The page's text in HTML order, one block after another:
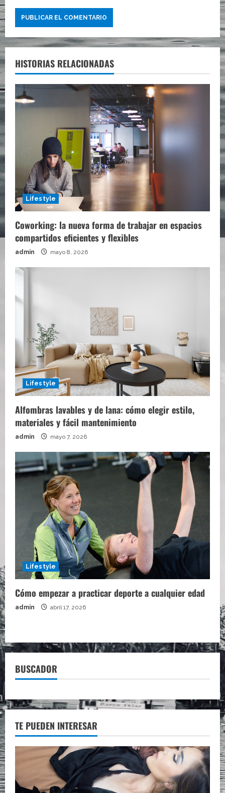
HISTORIAS RELACIONADAS
Lifestyle
Coworking: la nueva forma de trabajar en espacios
compartidos eficientes y flexibles
admin mayo 8, 2026
Lifestyle
Alfombras lavables y de lana: cómo elegir estilo,
materiales y fácil mantenimiento
admin mayo 7, 2026
Lifestyle
Cómo empezar a practicar deporte a cualquier edad
admin abril 17, 2026
BUSCADOR
TE PUEDEN INTERESAR